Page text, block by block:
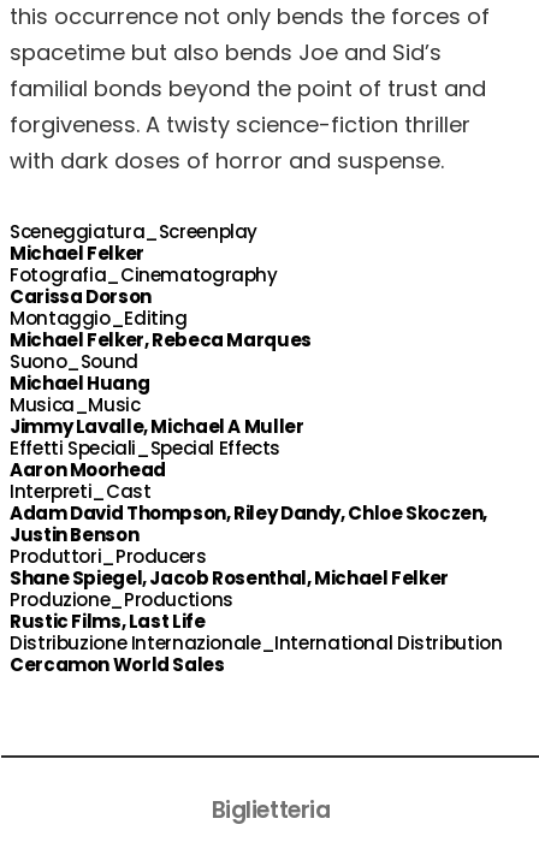
this occurrence not only bends the forces of
spacetime but also bends Joe and Sid’s
familial bonds beyond the point of trust and
forgiveness. A twisty science-fiction thriller
with dark doses of horror and suspense.
Sceneggiatura_Screenplay
Michael Felker
Fotografia_Cinematography
Carissa Dorson
Montaggio_Editing
Michael Felker, Rebeca Marques
Suono_Sound
Michael Huang
Musica_Music
Jimmy Lavalle, Michael A Muller
Effetti Speciali_Special Effects
Aaron Moorhead
Interpreti_Cast
Adam David Thompson, Riley Dandy, Chloe Skoczen,
Justin Benson
Produttori_Producers
Shane Spiegel, Jacob Rosenthal, Michael Felker
Produzione_Productions
Rustic Films, Last Life
Distribuzione Internazionale_International Distribution
Cercamon World Sales
Biglietteria